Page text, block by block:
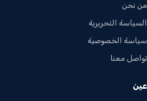
من نحن
السياسة التحريرية
سياسة الخصوصية
تواصل معنا
عين